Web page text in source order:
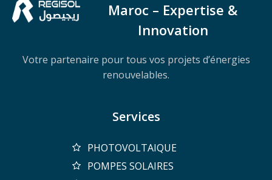
Maroc – Expertise &
Innovation
Votre partenaire pour tous vos projets d’énergies
renouvelables.
Services
PHOTOVOLTAIQUE
POMPES SOLAIRES